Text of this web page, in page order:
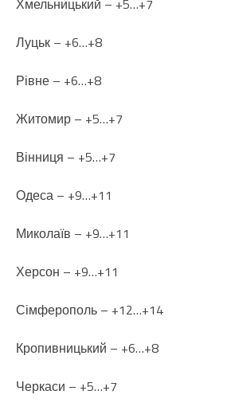
Хмельницький – +5…+7
Луцьк – +6…+8
Рівне – +6…+8
Житомир – +5…+7
Вінниця – +5…+7
Одеса – +9…+11
Миколаїв – +9…+11
Херсон – +9…+11
Сімферополь – +12…+14
Кропивницький – +6…+8
Черкаси – +5…+7